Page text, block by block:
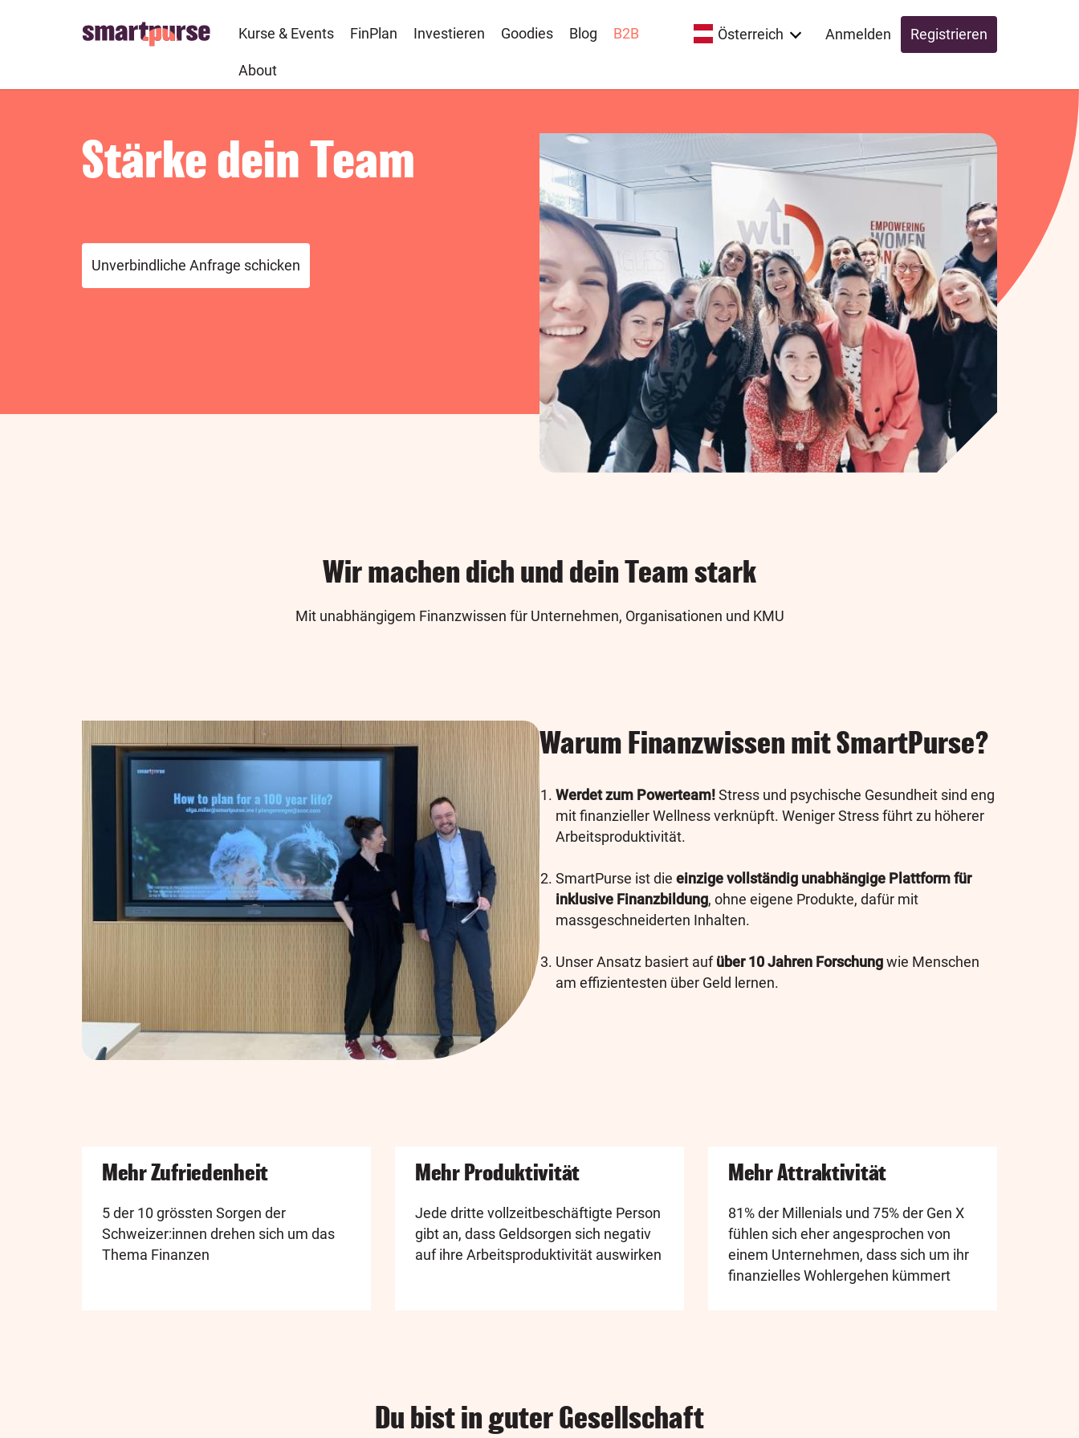
Anmelden Registrieren
Österreich
UK
Schweiz
Österreich
Kurse & Events FinPlan Investieren Goodies Blog B2B
About
Stärke dein Team
Unverbindliche Anfrage schicken
Wir machen dich und dein Team stark
Mit unabhängigem Finanzwissen für Unternehmen, Organisationen und KMU
Warum Finanzwissen mit SmartPurse?
Werdet zum Powerteam!Stress und psychische Gesundheit sind eng
mit finanzieller Wellness verknüpft. Weniger Stress führt zu höherer
Arbeitsproduktivität.
SmartPurse istdie einzige vollständig unabhängige Plattform für
inklusive Finanzbildung, ohne eigene Produkte, dafür mit
massgeschneiderten Inhalten.
Unser Ansatz basiert aufüber 10 Jahren Forschungwie Menschen
am effizientesten über Geld lernen.
Mehr Zufriedenheit
5 der 10 grössten Sorgen der
Schweizer:innen drehen sich um das
Thema Finanzen
Mehr Produktivität
Jede dritte vollzeitbeschäftigte Person
gibt an, dass Geldsorgen sich negativ
auf ihre Arbeitsproduktivität auswirken
Mehr Attraktivität
81% der Millenials und 75% der Gen X
fühlen sich eher angesprochen von
einem Unternehmen, dass sich um ihr
finanzielles Wohlergehen kümmert
Du bist in guter Gesellschaft